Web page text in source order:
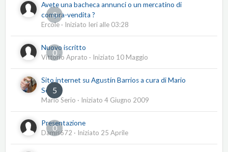
0
Avete una bacheca annunci o un mercatino di
compra-vendita ?
Ercole · Iniziato Ieri alle 03:28
0
Nuovo iscritto
Vittorio Aprato · Iniziato 10 Maggio
5
Sito internet su Agustín Barrios a cura di Mario
Serio
Mario Serio · Iniziato 4 Giugno 2009
0
Presentazione
Damis672 · Iniziato 25 Aprile